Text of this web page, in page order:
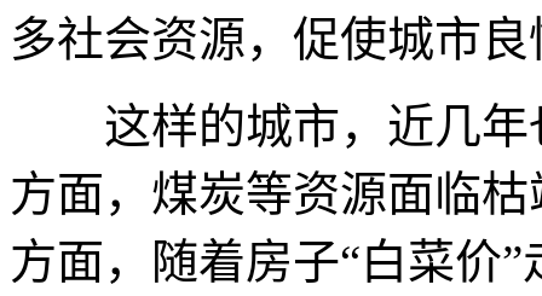
多社会资源，促使城市
这样的城市，近几年
方面，煤炭等资源面临
方面，随着房子“白菜价